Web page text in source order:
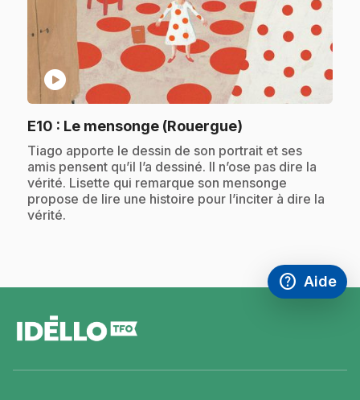
play_circle
E10 : Le mensonge (Rouergue)
.Tiago apporte le dessin de son portrait et ses
amis pensent qu’il l’a dessiné. Il n’ose pas dire la
vérité. Lisette qui remarque son mensonge
propose de lire une histoire pour l’inciter à dire la
vérité.
help
Accéder à
Aide
,Ce lien
de
page